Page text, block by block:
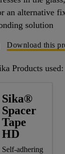
an alternative
solution
Download this
Products used:
Sika®
Spacer
Tape
HD
Self-adhering